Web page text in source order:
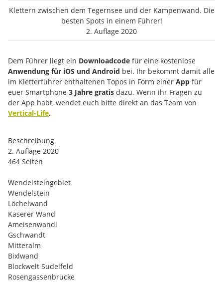
Klettern zwischen dem Tegernsee und der Kampenwand. Die
besten Spots in einem Führer!
2. Auflage 2020
Dem Führer liegt ein Downloadcode für eine kostenlose
Anwendung für iOS und Android bei. Ihr bekommt damit alle
im Kletterführer enthaltenen Topos in Form einer App für
euer Smartphone 3 Jahre gratis dazu. Wenn ihr Fragen zu
der App habt, wendet euch bitte direkt an das Team von
Vertical-Life.
Beschreibung
2. Auflage 2020
464 Seiten
Wendelsteingebiet
Wendelstein
Löchelwand
Kaserer Wand
Ameisenwandl
Gschwandt
Mitteralm
Bixlwand
Blockwelt Sudelfeld
Rosengassenbrücke